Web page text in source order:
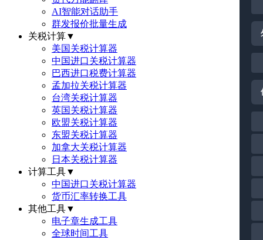
AI智能对话助手
群发报价批量生成
关税计算▼
美国关税计算器
中国进口关税计算器
巴西进口税费计算器
孟加拉关税计算器
台湾关税计算器
英国关税计算器
欧盟关税计算器
东盟关税计算器
加拿大关税计算器
日本关税计算器
计算工具▼
中国进口关税计算器
货币汇率转换工具
其他工具▼
电子章生成工具
全球时间工具